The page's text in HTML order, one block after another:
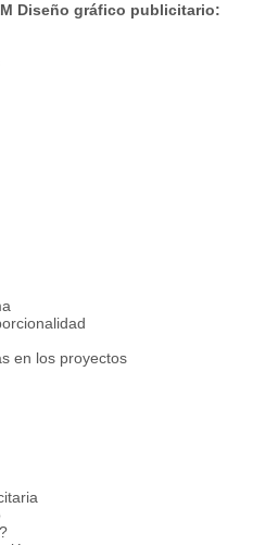
Diseño gráfico publicitario:
en los proyectos